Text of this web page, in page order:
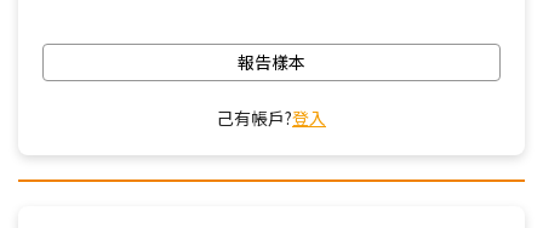
報告樣本
己有帳戶?登入